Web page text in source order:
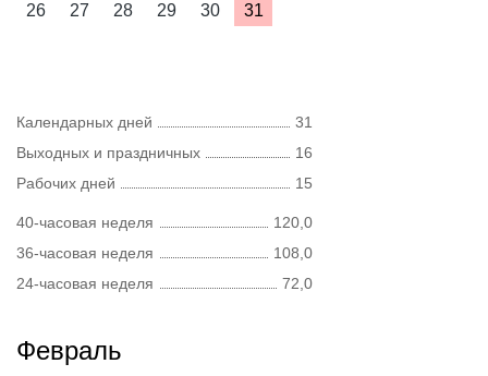
26
27 28 29 30 31
Календарных дней
31
Выходных и праздничных
16
Рабочих дней
15
40-часовая неделя
120,0
36-часовая неделя
108,0
24-часовая неделя
72,0
Февраль